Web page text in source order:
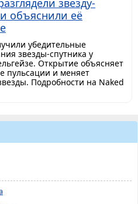
объяснили её
убедительные
звезды-спутника у
Открытие объясняет
пульсации и меняет
Подробности на Naked